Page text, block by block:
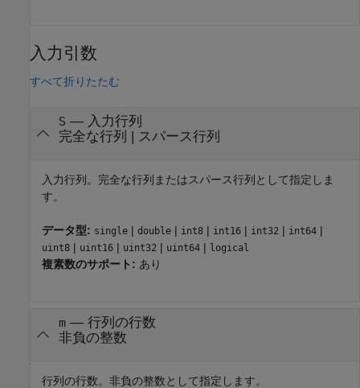
入力引数
すべて折りたたむ
S — 入力行列
完全な行列
スパース行列
入力行列。完全な行列またはスパース行列として指定しま
す。
データ型: single | double | int8 | int16 | int32 | int64 |
uint8 | uint16 | uint32 | uint64 | logical
複素数のサポート: あり
m— 行列の行数
非負の整数
行列の行数。非負の整数として指定します。